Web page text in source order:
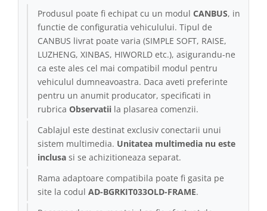
Conectică Kia
Conectică Hyundai
Conectică Mitsubishi
Lumini ambientale
Produsul poate fi echipat cu un modul CANBUS, in
functie de configuratia vehiculului. Tipul de
CANBUS livrat poate varia (SIMPLE SOFT, RAISE,
LUZHENG, XINBAS, HIWORLD etc.), asigurandu-ne
ca este ales cel mai compatibil modul pentru
vehiculul dumneavoastra. Daca aveti preferinte
pentru un anumit producator, specificati in
rubrica Observatii la plasarea comenzii.
Cablajul este destinat exclusiv conectarii unui
sistem multimedia. Unitatea multimedia nu este
inclusa si se achizitioneaza separat.
Rama adaptoare compatibila poate fi gasita pe
site la codul AD-BGRKIT033OLD-FRAME.